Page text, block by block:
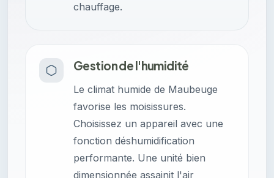
chauffage.
Gestion de l'humidité
Le climat humide de Maubeuge
favorise les moisissures.
Choisissez un appareil avec une
fonction déshumidification
performante. Une unité bien
dimensionnée assainit l'air